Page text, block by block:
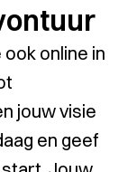
online in
jouw visie
en geef